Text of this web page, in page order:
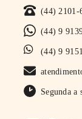
(44) 2101-
(44) 9
(44) 9
Segunda a